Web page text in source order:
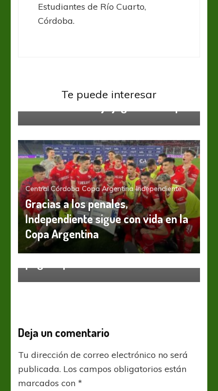
Estudiantes de Río Cuarto,
Córdoba.
Te puede interesar
Copa Argentina Huracán
La lluvia solo dejó jugar un tiempo
Central Córdoba Copa Argentina Independiente
Gracias a los penales,
Independiente sigue con vida en la
Copa Argentina
Copa Argentina Estudiantes LP
Laferrere dio el batacazo y Milito
Deja un comentario
Tu dirección de correo electrónico no será
publicada. Los campos obligatorios están
marcados con*